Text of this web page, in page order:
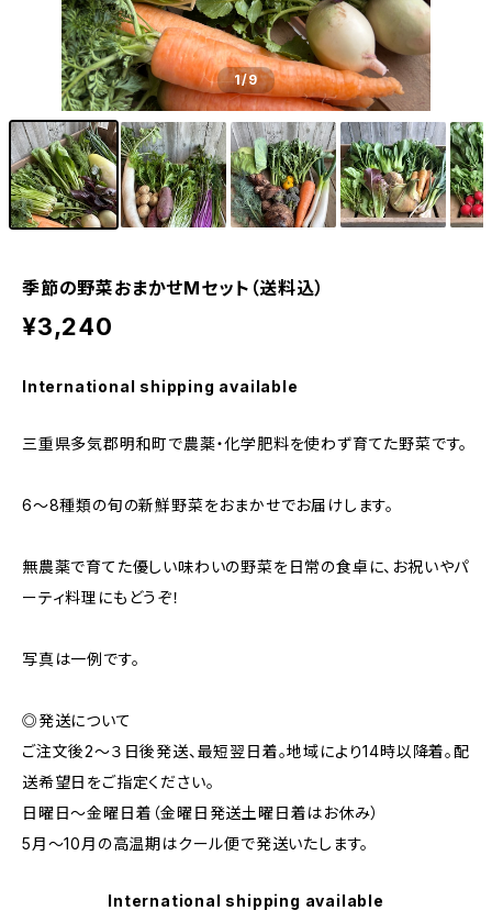
1/9
季節の野菜おまかせMセット（送料込）
¥3,240
International shipping available
三重県多気郡明和町で農薬・化学肥料を使わず育てた野菜です。
6～8種類の旬の新鮮野菜をおまかせでお届けします。
無農薬で育てた優しい味わいの野菜を日常の食卓に、お祝いやパ
ーティ料理にもどうぞ！
写真は一例です。
◎発送について
ご注文後2〜３日後発送、最短翌日着。地域により14時以降着。配
送希望日をご指定ください。
日曜日〜金曜日着（金曜日発送土曜日着はお休み）
5月〜10月の高温期はクール便で発送いたします。
International shipping available